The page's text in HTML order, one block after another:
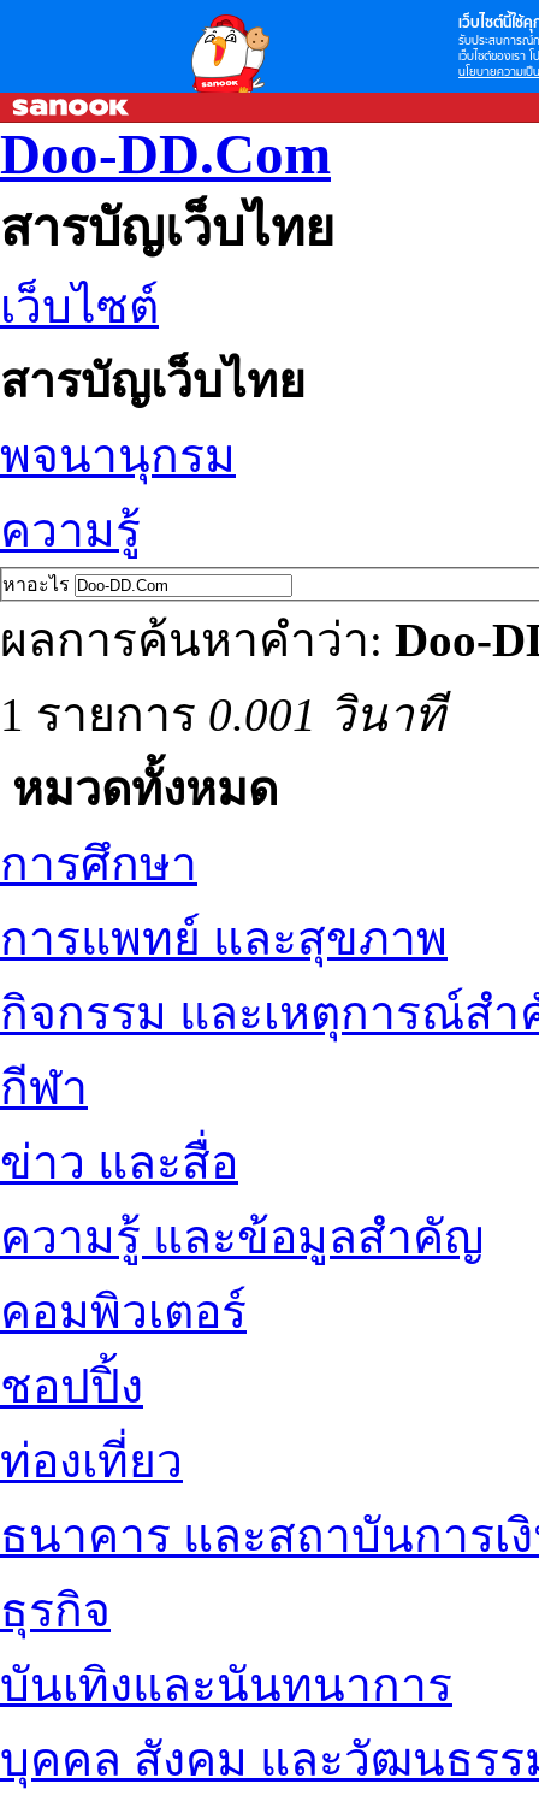
เว็บไซต์นี้ใช้คุ
รับประสบการณ์
เว็บไซต์ของเรา
นโยบายความเป็
Doo-DD.Com
สารบัญเว็บไทย
เว็บไซต์
สารบัญเว็บไทย
พจนานุกรม
ความรู้
หาอะไร
ผลการค้นหาคำว่า: Doo-
1 รายการ 0.001 วินาที
หมวดทั้งหมด
การศึกษา
การแพทย์ และสุขภาพ
กิจกรรม และเหตุการณ์ส
กีฬา
ข่าว และสื่อ
ความรู้ และข้อมูลสำคัญ
คอมพิวเตอร์
ชอปปิ้ง
ท่องเที่ยว
ธนาคาร และสถาบันการเ
ธุรกิจ
บันเทิงและนันทนาการ
บุคคล สังคม และวัฒนธรร